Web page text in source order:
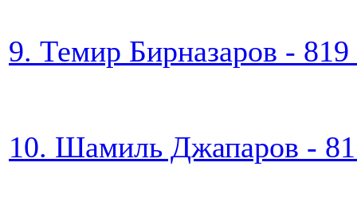
9. Темир Бирназаров -
10. Шамиль Джапаров -